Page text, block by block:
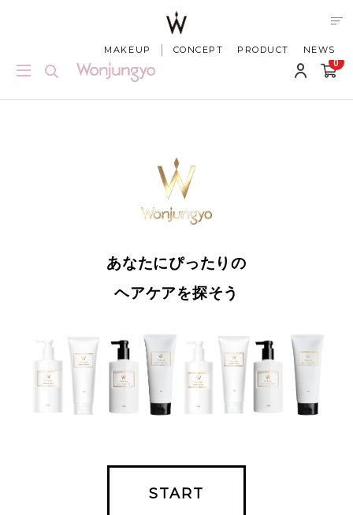
【終了しました】Wonjungyo Hairオリジナルヘアバンドプレゼント
0
MAKEUP CONCEPT PRODUCT NEWS
あなたにぴったりの
ヘアケアを探そう
START